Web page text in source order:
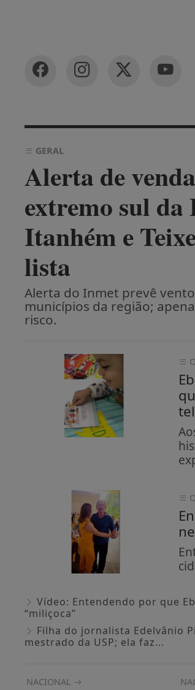
GERAL
Alerta de
extremo sul da
Itanhém e
lista
Alerta do Inmet prevê
municípios da região;
risco.
Vídeo: Entendendo por que
“miliçoca”
Filha do jornalista Edelvânio
mestrado da USP; ela faz...
NACIONAL